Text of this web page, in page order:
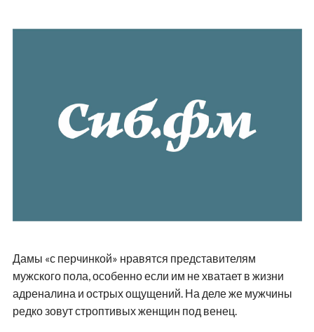
Дамы «с перчинкой» нравятся представителям
мужского пола, особенно если им не хватает в жизни
адреналина и острых ощущений. На деле же мужчины
редко зовут строптивых женщин под венец.